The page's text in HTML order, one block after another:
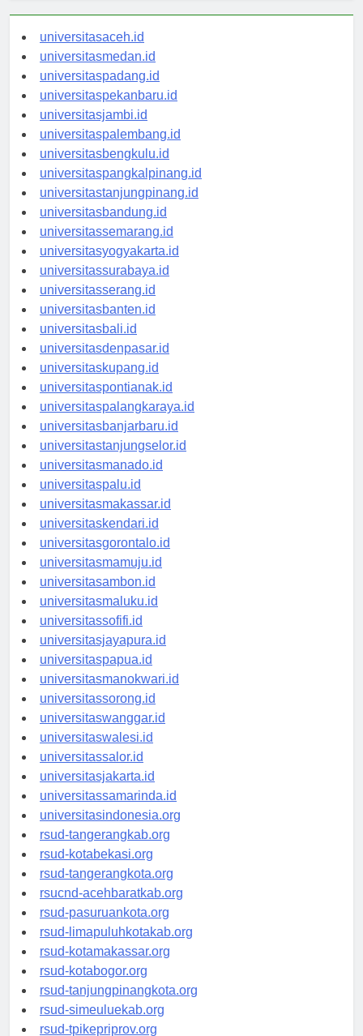
universitasaceh.id
universitasmedan.id
universitaspadang.id
universitaspekanbaru.id
universitasjambi.id
universitaspalembang.id
universitasbengkulu.id
universitaspangkalpinang.id
universitastanjungpinang.id
universitasbandung.id
universitassemarang.id
universitasyogyakarta.id
universitassurabaya.id
universitasserang.id
universitasbanten.id
universitasbali.id
universitasdenpasar.id
universitaskupang.id
universitaspontianak.id
universitaspalangkaraya.id
universitasbanjarbaru.id
universitastanjungselor.id
universitasmanado.id
universitaspalu.id
universitasmakassar.id
universitaskendari.id
universitasgorontalo.id
universitasmamuju.id
universitasambon.id
universitasmaluku.id
universitassofifi.id
universitasjayapura.id
universitaspapua.id
universitasmanokwari.id
universitassorong.id
universitaswanggar.id
universitaswalesi.id
universitassalor.id
universitasjakarta.id
universitassamarinda.id
universitasindonesia.org
rsud-tangerangkab.org
rsud-kotabekasi.org
rsud-tangerangkota.org
rsucnd-acehbaratkab.org
rsud-pasuruankota.org
rsud-limapuluhkotakab.org
rsud-kotamakassar.org
rsud-kotabogor.org
rsud-tanjungpinangkota.org
rsud-simeuluekab.org